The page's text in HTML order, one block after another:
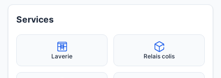
Services
Laverie Relais colis